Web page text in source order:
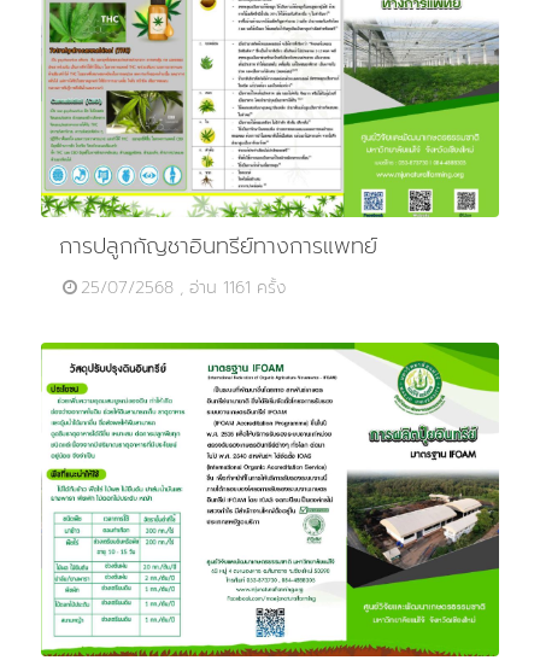
การปลูกกัญชาอินทรีย์ทางการแพทย์
25/07/2568 , อ่าน 1161 ครั้ง